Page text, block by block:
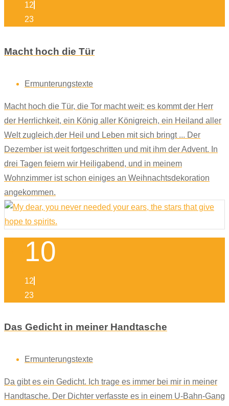
12
23
Macht hoch die Tür
Ermunterungstexte
Macht hoch die Tür, die Tor macht weit; es kommt der Herr
der Herrlichkeit, ein König aller Königreich, ein Heiland aller
Welt zugleich,der Heil und Leben mit sich bringt ... Der
Dezember ist weit fortgeschritten und mit ihm der Advent. In
drei Tagen feiern wir Heiligabend, und in meinem
Wohnzimmer ist schon einiges an Weihnachtsdekoration
angekommen.
10
12
23
Das Gedicht in meiner Handtasche
Ermunterungstexte
Da gibt es ein Gedicht. Ich trage es immer bei mir in meiner
Handtasche. Der Dichter verfasste es in einem U-Bahn-Gang